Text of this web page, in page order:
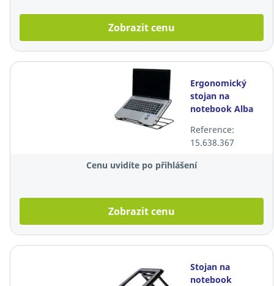
Zobrazit cenu
Ergonomický
stojan na
notebook Alba
Reference:
15.638.367
Cenu uvidíte po přihlášení
Zobrazit cenu
Stojan na
notebook